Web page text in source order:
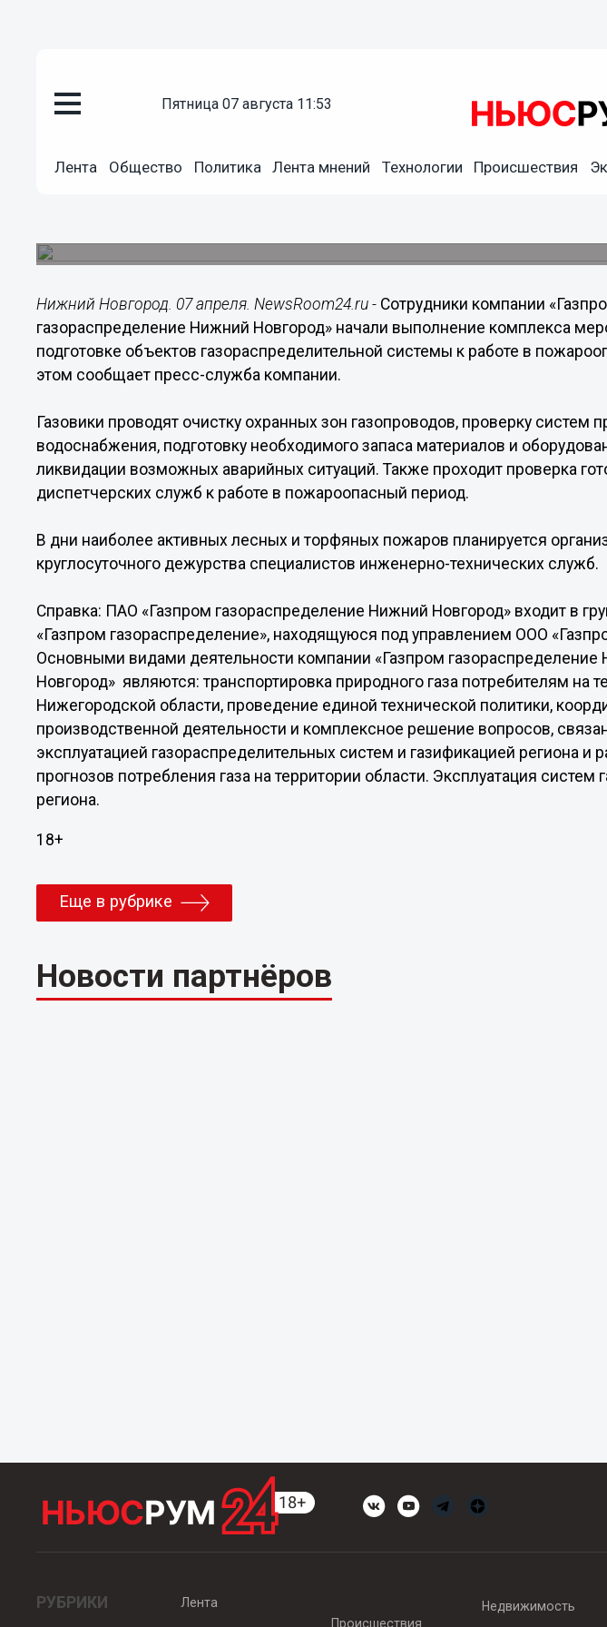
пятница 07 августа 11:53
Лента Общество Политика Лента мнений Технологии Происшествия
07.04.2016 11:47
Специалисты «Газпром газораспределение
Новгород» начали подготовку газового хозяйства
Нижний Новгород. 07 апреля. NewsRoom24.ru - Сотрудники компании
газораспределение Нижний Новгород» начали выполнение комплекса
подготовке объектов газораспределительной системы к работе в
этом сообщает пресс-служба компании.
Газовики проводят очистку охранных зон газопроводов, проверку систем
водоснабжения, подготовку необходимого запаса материалов и
ликвидации возможных аварийных ситуаций. Также проходит проверка
диспетчерских служб к работе в пожароопасный период.
В дни наиболее активных лесных и торфяных пожаров планируется
круглосуточного дежурства специалистов инженерно-технических служб.
Справка: ПАО «Газпром газораспределение Нижний Новгород» входит в
«Газпром газораспределение», находящуюся под управлением ООО
Основными видами деятельности компании «Газпром газораспределение
Новгород» являются: транспортировка природного газа потребителям на
Нижегородской области, проведение единой технической политики,
производственной деятельности и комплексное решение вопросов,
эксплуатацией газораспределительных систем и газификацией региона и
прогнозов потребления газа на территории области. Эксплуатация систем
региона.
18+
Еще в рубрике
Новости партнёров
РУБРИКИ
Лента
Происшествия
Недвижимость